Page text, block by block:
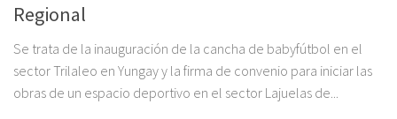
Regional
Se trata de la inauguración de la cancha de babyfútbol en el
sector Trilaleo en Yungay y la firma de convenio para iniciar las
obras de un espacio deportivo en el sector Lajuelas de...